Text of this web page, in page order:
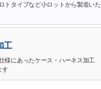
トタイプなど小ロットから製造いた
工
様にあったケース・ハーネス加工
す